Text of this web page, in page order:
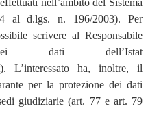
al d.lgs. n. 196/2003). Per
scrivere al Responsabile
dati dell’Istat
L’interessato ha, inoltre, il
per la protezione dei dati
giudiziarie (art. 77 e art. 79